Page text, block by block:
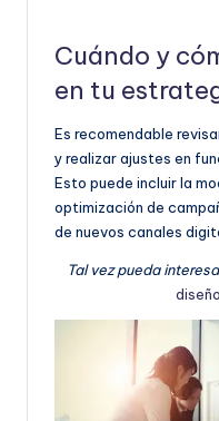
Cuándo y
en tu
Es recomendable
y realizar ajustes en
Esto puede incluir la
optimización de
de nuevos canales
Tal vez pueda